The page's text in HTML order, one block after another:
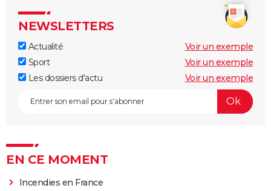
NEWSLETTERS
Actualité
Voir un exemple
Sport
Voir un exemple
Les dossiers d'actu
Voir un exemple
EN CE MOMENT
Incendies en France